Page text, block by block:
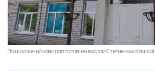
Пошкоджений навіс над головним входом Степненської гімназії